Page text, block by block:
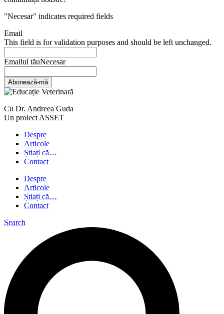
"Necesar" indicates required fields
Email
This field is for validation purposes and should be left unchanged.
Emailul tăuNecesar
Abonează-mă
Cu Dr. Andreea Guda
Un proiect ASSET
Despre
Articole
Știați că…
Contact
Despre
Articole
Știați că…
Contact
Search